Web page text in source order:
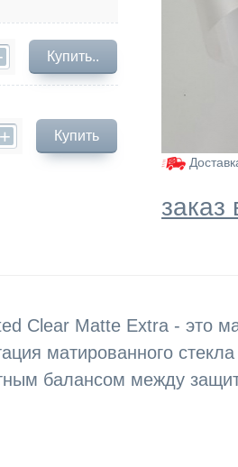
Купить..
+ Купить
заказ
Clear Matte Extra - это
матированного
балансом между